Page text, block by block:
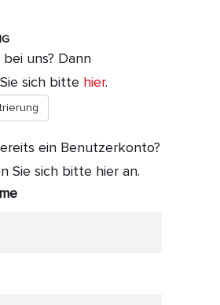
bei uns? Dann
sich bitte hier.
ein Benutzerkonto?
Sie sich bitte hier an.